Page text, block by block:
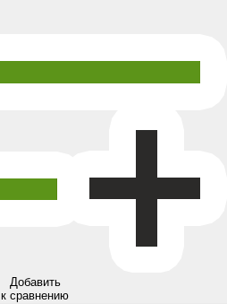
Добавить
к сравнению